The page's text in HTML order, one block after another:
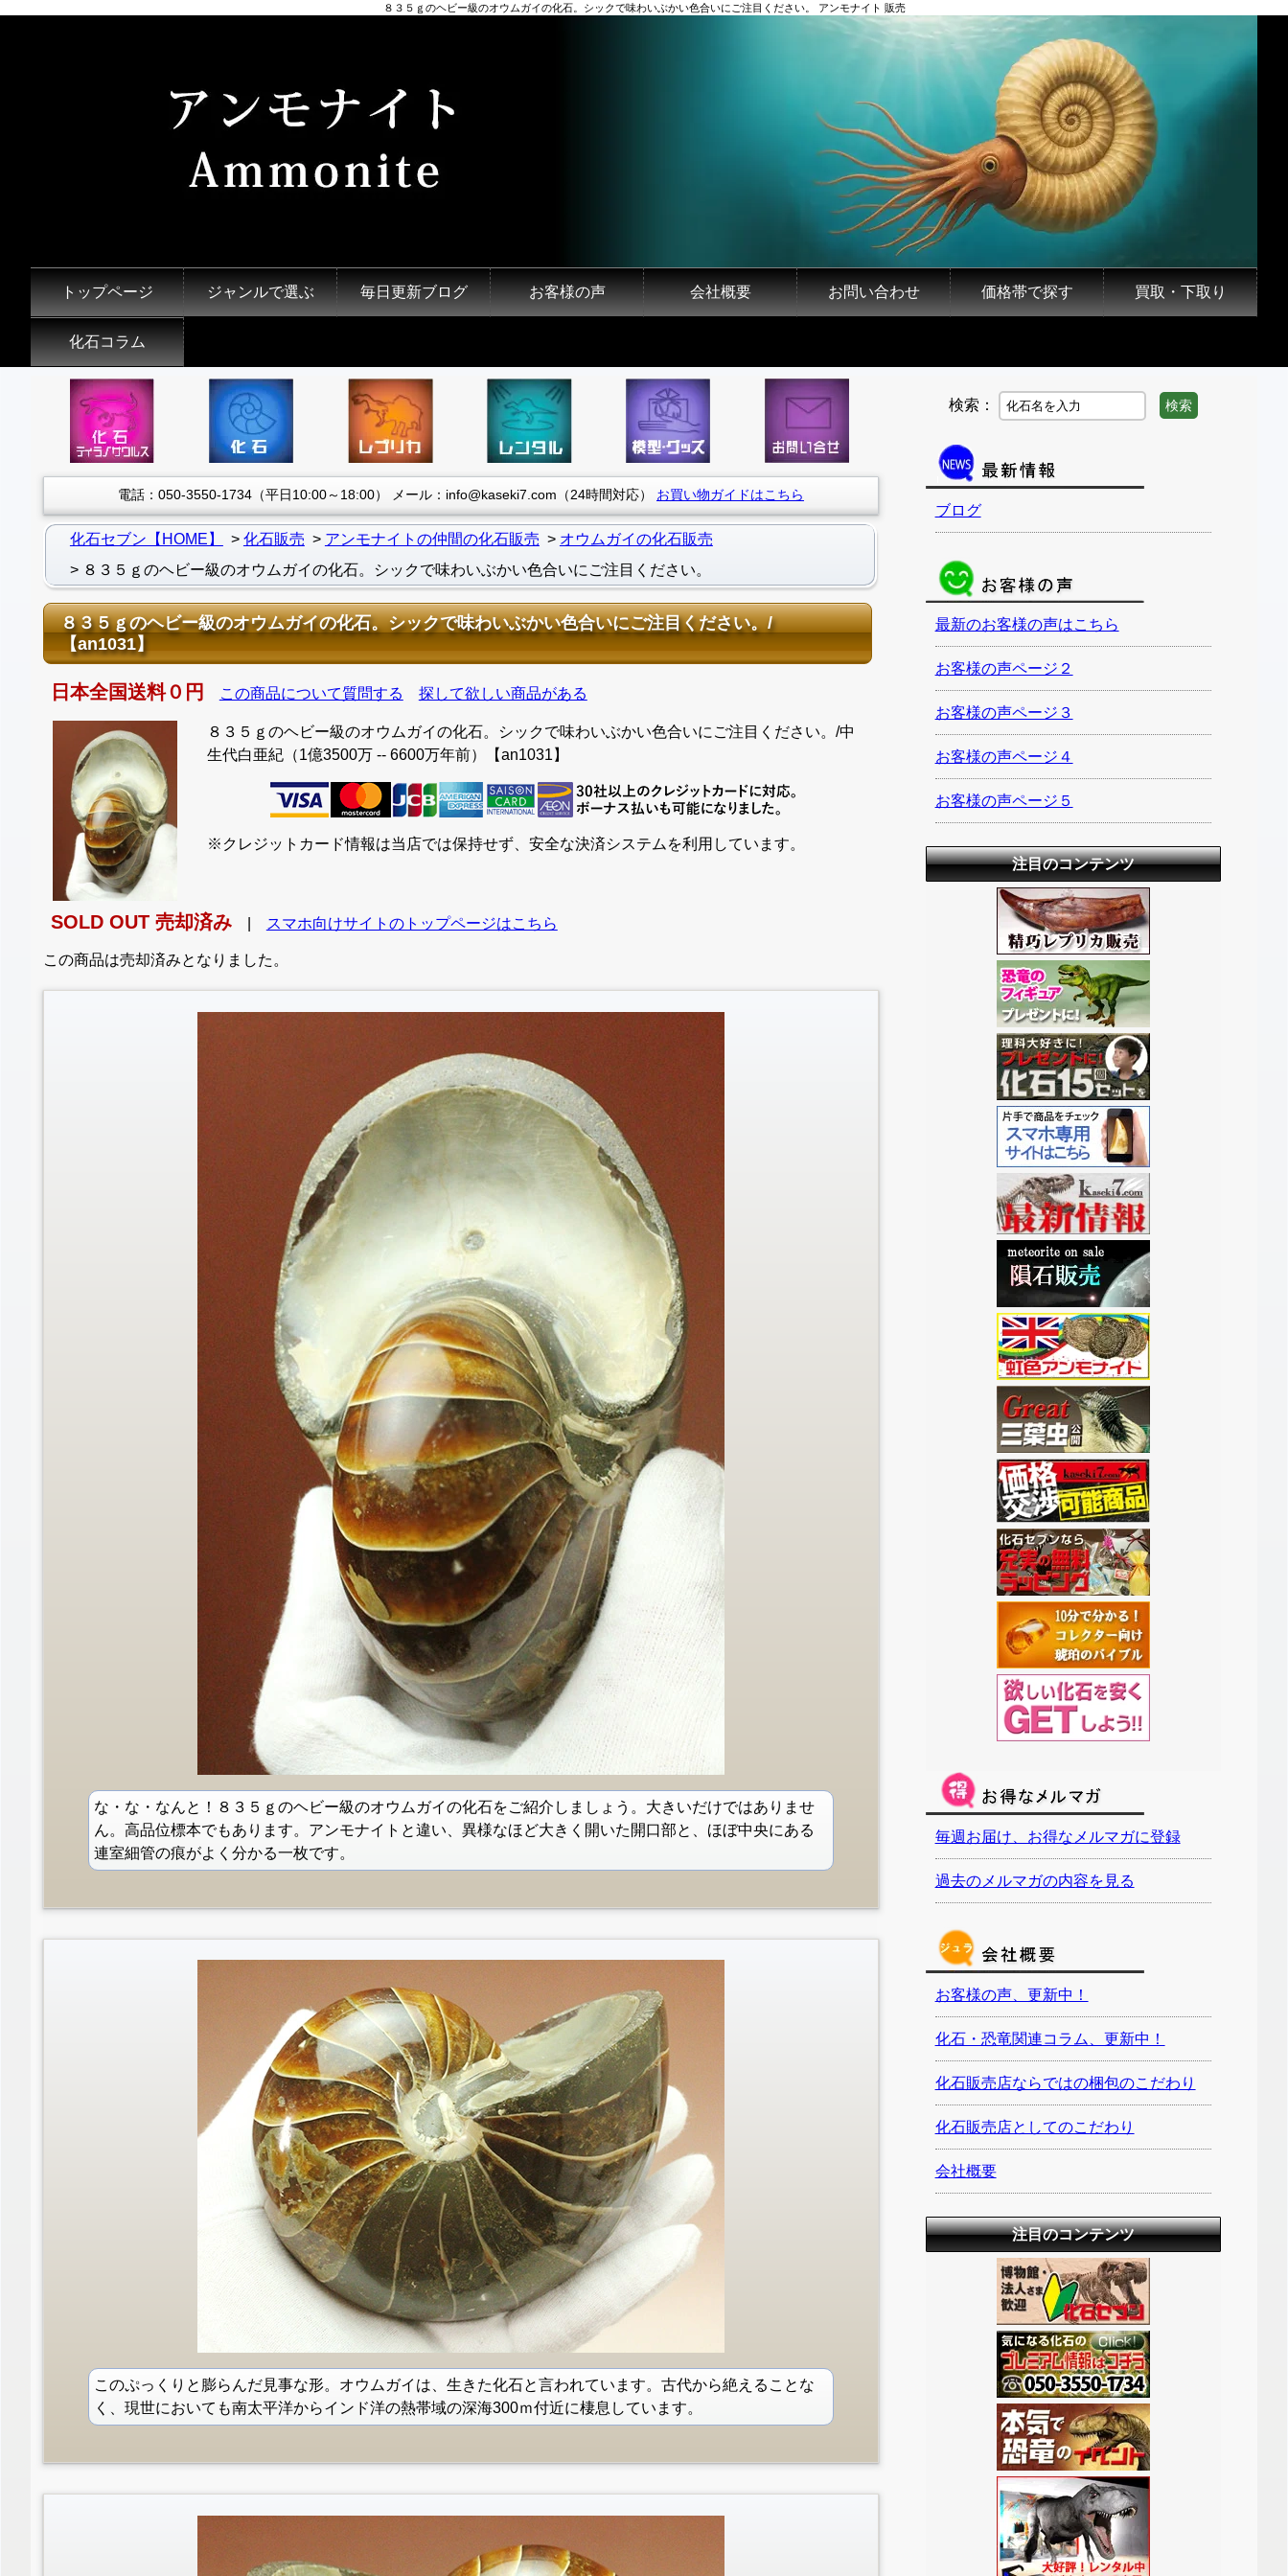
８３５ｇのヘビー級のオウムガイの化石。シックで味わいぶかい色合いにご注目ください。 アンモナイト 販売
トップページ ジャンルで選ぶ 毎日更新ブログ お客様の声 会社概要 お問い合わせ 価格帯で探す 買取・下取り
化石コラム
電話：050-3550-1734（平日10:00～18:00） メール：info@kaseki7.com（24時間対応） お買い物ガイドはこちら
化石セブン【HOME】 化石販売 アンモナイトの仲間の化石販売
オウムガイの化石販売
８３５ｇのヘビー級のオウムガイの化石。シックで味わいぶかい色合いにご注目ください。
８３５ｇのヘビー級のオウムガイの化石。シックで味わいぶかい色合いにご注目ください。/
【an1031】
日本全国送料０円 この商品について質問する 探して欲しい商品がある
８３５ｇのヘビー級のオウムガイの化石。シックで味わいぶかい色合いにご注目ください。/中
生代白亜紀（1億3500万 -- 6600万年前）【an1031】
※クレジットカード情報は当店では保持せず、安全な決済システムを利用しています。
SOLD OUT 売却済み| スマホ向けサイトのトップページはこちら
この商品は売却済みとなりました。
な・な・なんと！８３５ｇのヘビー級のオウムガイの化石をご紹介しましょう。大きいだけではありませ
ん。高品位標本でもあります。アンモナイトと違い、異様なほど大きく開いた開口部と、ほぼ中央にある
連室細管の痕がよく分かる一枚です。
このぷっくりと膨らんだ見事な形。オウムガイは、生きた化石と言われています。古代から絶えることな
く、現世においても南太平洋からインド洋の熱帯域の深海300ｍ付近に棲息しています。
検索： 検索
ブログ
最新のお客様の声はこちら
お客様の声ページ２
お客様の声ページ３
お客様の声ページ４
お客様の声ページ５
注目のコンテンツ
毎週お届け、お得なメルマガに登録
過去のメルマガの内容を見る
お客様の声、更新中！
化石・恐竜関連コラム、更新中！
化石販売店ならではの梱包のこだわり
化石販売店としてのこだわり
会社概要
注目のコンテンツ